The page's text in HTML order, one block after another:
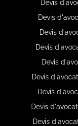
Devis
Devis
Devis
Devis
Devis
Devis
Devis
Devis
Devis